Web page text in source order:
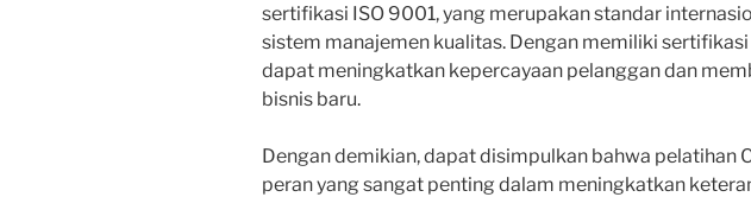
sertifikasi ISO 9001, yang merupakan standar
sistem manajemen kualitas. Dengan memiliki sertifikasi
dapat meningkatkan kepercayaan pelanggan dan
bisnis baru.
Dengan demikian, dapat disimpulkan bahwa pelatihan
peran yang sangat penting dalam meningkatkan